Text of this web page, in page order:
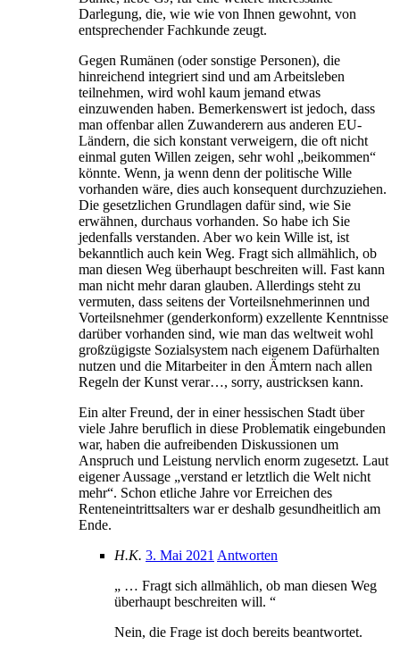
Darlegung, die, wie wie von Ihnen gewohnt, von
entsprechender Fachkunde zeugt.
Gegen Rumänen (oder sonstige Personen), die
hinreichend integriert sind und am Arbeitsleben
teilnehmen, wird wohl kaum jemand etwas
einzuwenden haben. Bemerkenswert ist jedoch, dass
man offenbar allen Zuwanderern aus anderen EU-
Ländern, die sich konstant verweigern, die oft nicht
einmal guten Willen zeigen, sehr wohl „beikommen“
könnte. Wenn, ja wenn denn der politische Wille
vorhanden wäre, dies auch konsequent durchzuziehen.
Die gesetzlichen Grundlagen dafür sind, wie Sie
erwähnen, durchaus vorhanden. So habe ich Sie
jedenfalls verstanden. Aber wo kein Wille ist, ist
bekanntlich auch kein Weg. Fragt sich allmählich, ob
man diesen Weg überhaupt beschreiten will. Fast kann
man nicht mehr daran glauben. Allerdings steht zu
vermuten, dass seitens der Vorteilsnehmerinnen und
Vorteilsnehmer (genderkonform) exzellente Kenntnisse
darüber vorhanden sind, wie man das weltweit wohl
großzügigste Sozialsystem nach eigenem Dafürhalten
nutzen und die Mitarbeiter in den Ämtern nach allen
Regeln der Kunst verar…, sorry, austricksen kann.
Ein alter Freund, der in einer hessischen Stadt über
viele Jahre beruflich in diese Problematik eingebunden
war, haben die aufreibenden Diskussionen um
Anspruch und Leistung nervlich enorm zugesetzt. Laut
eigener Aussage „verstand er letztlich die Welt nicht
mehr“. Schon etliche Jahre vor Erreichen des
Renteneintrittsalters war er deshalb gesundheitlich am
Ende.
H.K. 3. Mai 2021 Antworten
„ … Fragt sich allmählich, ob man diesen Weg
überhaupt beschreiten will. “
Nein, die Frage ist doch bereits beantwortet.